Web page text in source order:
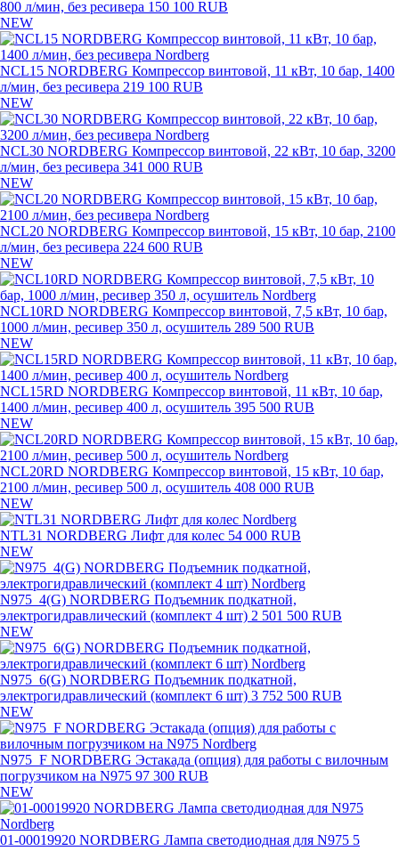
800 л/мин, без ресивера 150 100 RUB
NEW
NCL15 NORDBERG Компрессор винтовой, 11 кВт, 10 бар, 1400
л/мин, без ресивера 219 100 RUB
NEW
NCL30 NORDBERG Компрессор винтовой, 22 кВт, 10 бар, 3200
л/мин, без ресивера 341 000 RUB
NEW
NCL20 NORDBERG Компрессор винтовой, 15 кВт, 10 бар, 2100
л/мин, без ресивера 224 600 RUB
NEW
NCL10RD NORDBERG Компрессор винтовой, 7,5 кВт, 10 бар,
1000 л/мин, ресивер 350 л, осушитель 289 500 RUB
NEW
NCL15RD NORDBERG Компрессор винтовой, 11 кВт, 10 бар,
1400 л/мин, ресивер 400 л, осушитель 395 500 RUB
NEW
NCL20RD NORDBERG Компрессор винтовой, 15 кВт, 10 бар,
2100 л/мин, ресивер 500 л, осушитель 408 000 RUB
NEW
NTL31 NORDBERG Лифт для колес 54 000 RUB
NEW
N975_4(G) NORDBERG Подъемник подкатной,
электрогидравлический (комплект 4 шт) 2 501 500 RUB
NEW
N975_6(G) NORDBERG Подъемник подкатной,
электрогидравлический (комплект 6 шт) 3 752 500 RUB
NEW
N975_F NORDBERG Эстакада (опция) для работы с вилочным
погрузчиком на N975 97 300 RUB
NEW
01-00019920 NORDBERG Лампа светодиодная для N975 5